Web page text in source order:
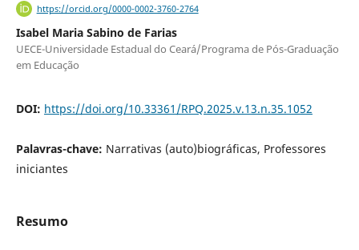
https://orcid.org/0000-0002-3760-2764
Isabel Maria Sabino de Farias
UECE-Universidade Estadual do Ceará/Programa de Pós-Graduação
em Educação
DOI: https://doi.org/10.33361/RPQ.2025.v.13.n.35.1052
Palavras-chave: Narrativas (auto)biográficas, Professores
iniciantes
Resumo